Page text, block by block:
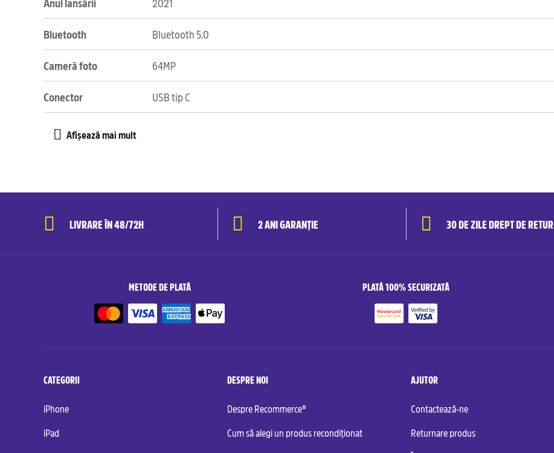
Bluetooth Bluetooth 5.0
Cameră foto 64MP
Conector USB tip C
LIVRARE ÎN 48/72H 2 ANI GARANȚIE 30 DE ZILE DREPT DE RETUR
METODE DE PLATĂ PLATĂ 100% SECURIZATĂ
CATEGORII
iPhone
iPad
DESPRE NOI
Despre Recommerce®
Cum să alegi un produs recondiționat
AJUTOR
Contactează-ne
Returnare produs